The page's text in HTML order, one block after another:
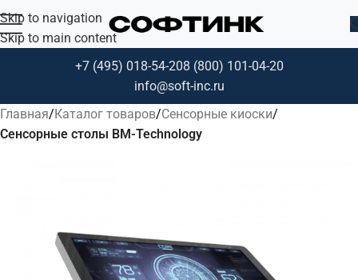
Skip to navigation
Skip to main content
+7 (495) 018-54-208 (800) 101-04-20
info@soft-inc.ru
Главная Каталог товаров Сенсорные киоски
Сенсорные столы BM-Technology